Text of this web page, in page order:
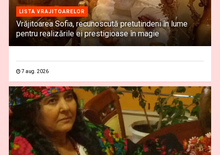
LISTA VRAJITOARELOR
Vrăjitoarea Sofia, recunoscută pretutindeni în lume
pentru realizările ei prestigioase în magie
7 aug. 2026